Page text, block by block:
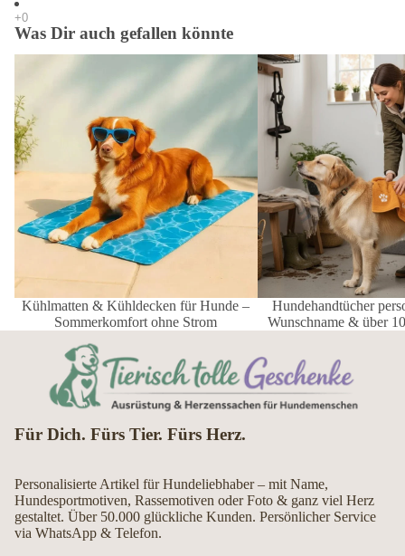
Was Dir auch gefallen könnte
Kühlmatten & Kühldecken für Hunde –
Sommerkomfort ohne Strom
Kühlmatten & Kühldecken für Hunde –
Sommerkomfort ohne Strom
Hundehandtücher
Wunschname & über
Hundehandtücher
Wunschname & über
Für Dich. Fürs Tier. Fürs Herz.
Personalisierte Artikel für Hundeliebhaber – mit Name,
Hundesportmotiven, Rassemotiven oder Foto & ganz viel Herz
gestaltet. Über 50.000 glückliche Kunden. Persönlicher Service
via WhatsApp & Telefon.